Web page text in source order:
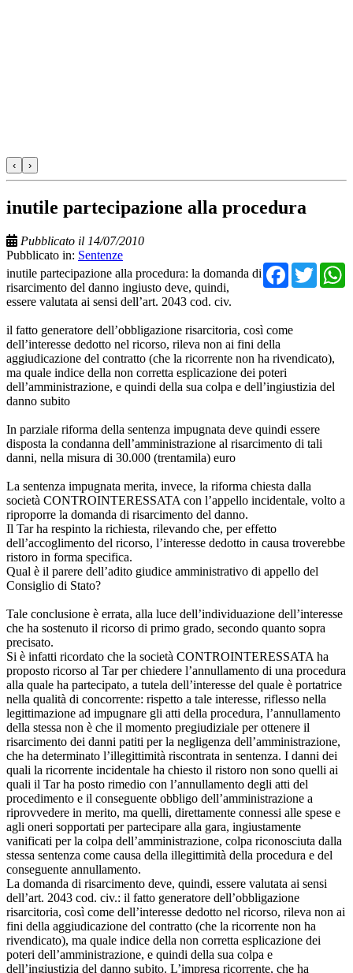
‹ ›
inutile partecipazione alla procedura
Pubblicato il 14/07/2010
Pubblicato in: Sentenze
inutile partecipazione alla procedura: la domanda di
risarcimento del danno ingiusto deve, quindi,
essere valutata ai sensi dell’art. 2043 cod. civ.
il fatto generatore dell’obbligazione risarcitoria, così come
dell’interesse dedotto nel ricorso, rileva non ai fini della
aggiudicazione del contratto (che la ricorrente non ha rivendicato),
ma quale indice della non corretta esplicazione dei poteri
dell’amministrazione, e quindi della sua colpa e dell’ingiustizia del
danno subito
In parziale riforma della sentenza impugnata deve quindi essere
disposta la condanna dell’amministrazione al risarcimento di tali
danni, nella misura di 30.000 (trentamila) euro
La sentenza impugnata merita, invece, la riforma chiesta dalla
società CONTROINTERESSATA con l’appello incidentale, volto a
riproporre la domanda di risarcimento del danno.
Il Tar ha respinto la richiesta, rilevando che, per effetto
dell’accoglimento del ricorso, l’interesse dedotto in causa troverebbe
ristoro in forma specifica.
Qual è il parere dell’adito giudice amministrativo di appello del
Consiglio di Stato?
Tale conclusione è errata, alla luce dell’individuazione dell’interesse
che ha sostenuto il ricorso di primo grado, secondo quanto sopra
precisato.
Si è infatti ricordato che la società CONTROINTERESSATA ha
proposto ricorso al Tar per chiedere l’annullamento di una procedura
alla quale ha partecipato, a tutela dell’interesse del quale è portatrice
nella qualità di concorrente: rispetto a tale interesse, riflesso nella
legittimazione ad impugnare gli atti della procedura, l’annullamento
della stessa non è che il momento pregiudiziale per ottenere il
risarcimento dei danni patiti per la negligenza dell’amministrazione,
che ha determinato l’illegittimità riscontrata in sentenza. I danni dei
quali la ricorrente incidentale ha chiesto il ristoro non sono quelli ai
quali il Tar ha posto rimedio con l’annullamento degli atti del
procedimento e il conseguente obbligo dell’amministrazione a
riprovvedere in merito, ma quelli, direttamente connessi alle spese e
agli oneri sopportati per partecipare alla gara, ingiustamente
vanificati per la colpa dell’amministrazione, colpa riconosciuta dalla
stessa sentenza come causa della illegittimità della procedura e del
conseguente annullamento.
La domanda di risarcimento deve, quindi, essere valutata ai sensi
dell’art. 2043 cod. civ.: il fatto generatore dell’obbligazione
risarcitoria, così come dell’interesse dedotto nel ricorso, rileva non ai
fini della aggiudicazione del contratto (che la ricorrente non ha
rivendicato), ma quale indice della non corretta esplicazione dei
poteri dell’amministrazione, e quindi della sua colpa e
dell’ingiustizia del danno subito. L’impresa ricorrente, che ha